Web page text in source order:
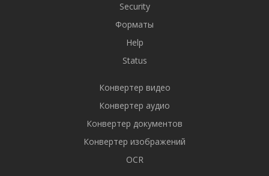
Security
Форматы
Help
Status
Конвертер видео
Конвертер аудио
Конвертер документов
Конвертер изображений
OCR